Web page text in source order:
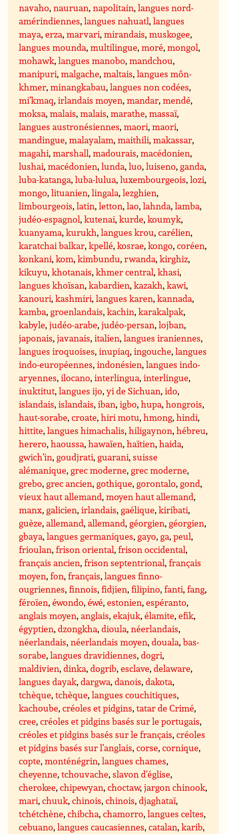
navaho,nauruan,napolitain,langues nord-
amérindiennes,langues nahuatl,langues
maya,erza,marvari,mirandais,muskogee,
langues mounda,multilingue,moré,mongol,
mohawk,langues manobo,mandchou,
manipuri,malgache,maltais,langues môn-
khmer,minangkabau,langues non codées,
mi’kmaq,irlandais moyen,mandar,mendé,
moksa,malais,malais,marathe,massaï,
langues austronésiennes,maori,maori,
mandingue,malayalam,maithili,makassar,
magahi,marshall,madourais,macédonien,
lushai,macédonien,lunda,luo,luiseno, ganda,
luba-katanga,luba-lulua,luxembourgeois,lozi,
mongo,lituanien,lingala,lezghien,
limbourgeois,latin,letton,lao,lahnda,lamba,
judéo-espagnol,kutenai,kurde,koumyk,
kuanyama,kurukh,langues krou,carélien,
karatchai balkar,kpellé,kosrae,kongo,coréen,
konkani,kom,kimbundu,rwanda,kirghiz,
kikuyu,khotanais,khmer central,khasi,
langues khoïsan,kabardien,kazakh,kawi,
kanouri,kashmiri,langues karen,kannada,
kamba, groenlandais,kachin,karakalpak,
kabyle,judéo-arabe,judéo-persan,lojban,
japonais,javanais,italien,langues iraniennes,
langues iroquoises,inupiaq,ingouche,langues
indo-européennes,indonésien,langues indo-
aryennes,ilocano,interlingua,interlingue,
inuktitut,langues ijo,yi de Sichuan,ido,
islandais,islandais,iban,igbo,hupa,hongrois,
haut-sorabe,croate,hiri motu,hmong,hindi,
hittite,langues himachalis,hiligaynon,hébreu,
herero,haoussa,hawaïen,haïtien,haida,
gwich’in, goudjrati, guarani,suisse
alémanique, grec moderne, grec moderne,
grebo, grec ancien, gothique, gorontalo, gond,
vieux haut allemand,moyen haut allemand,
manx, galicien,irlandais, gaélique,kiribati,
guèze,allemand,allemand, géorgien, géorgien,
gbaya,langues germaniques, gayo, ga,peul,
frioulan,frison oriental,frison occidental,
français ancien,frison septentrional,français
moyen,fon,français,langues finno-
ougriennes,finnois,fidjien,filipino,fanti,fang,
féroïen,éwondo,éwé,estonien,espéranto,
anglais moyen,anglais,ekajuk,élamite,efik,
égyptien,dzongkha,dioula,néerlandais,
néerlandais,néerlandais moyen,douala,bas-
sorabe,langues dravidiennes,dogri,
maldivien,dinka,dogrib,esclave,delaware,
langues dayak,dargwa,danois,dakota,
tchèque,tchèque,langues couchitiques,
kachoube,créoles et pidgins,tatar de Crimé,
cree,créoles et pidgins basés sur le portugais,
créoles et pidgins basés sur le français,créoles
et pidgins basés sur l’anglais,corse,cornique,
copte,monténégrin,langues chames,
cheyenne,tchouvache,slavon d’église,
cherokee,chipewyan,choctaw,jargon chinook,
mari,chuuk,chinois,chinois,djaghataï,
tchétchène,chibcha,chamorro,langues celtes,
cebuano,langues caucasiennes,catalan,karib,